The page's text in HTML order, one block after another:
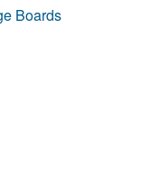
Boards